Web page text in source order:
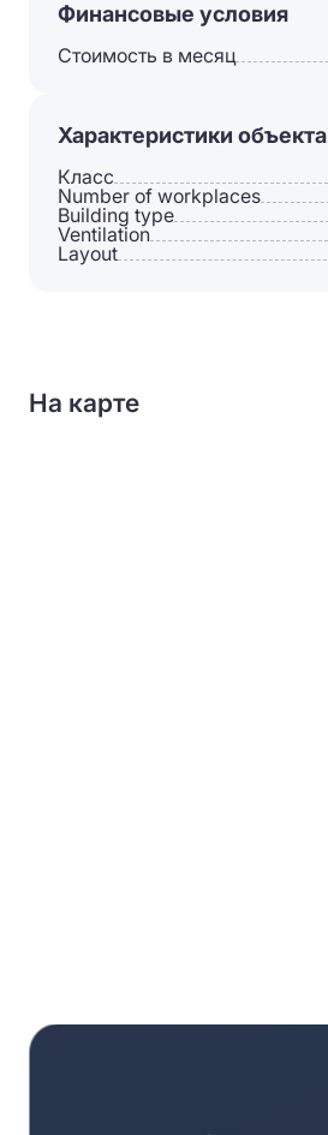
Финансовые условия
Стоимость в месяц
Характеристики объекта
Класс
Number of workplaces
Building type
Ventilation
Layout
На карте